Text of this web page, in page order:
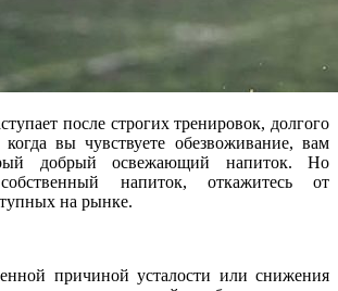
после строгих тренировок, долгого
вы чувствуете обезвоживание, вам
добрый освежающий напиток. Но
напиток, откажитесь от
на рынке.
причиной усталости или снижения